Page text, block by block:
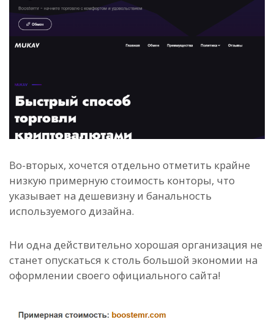
Во-вторых, хочется отдельно отметить крайне
низкую примерную стоимость конторы, что
указывает на дешевизну и банальность
используемого дизайна.
Ни одна действительно хорошая организация не
станет опускаться к столь большой экономии на
оформлении своего официального сайта!